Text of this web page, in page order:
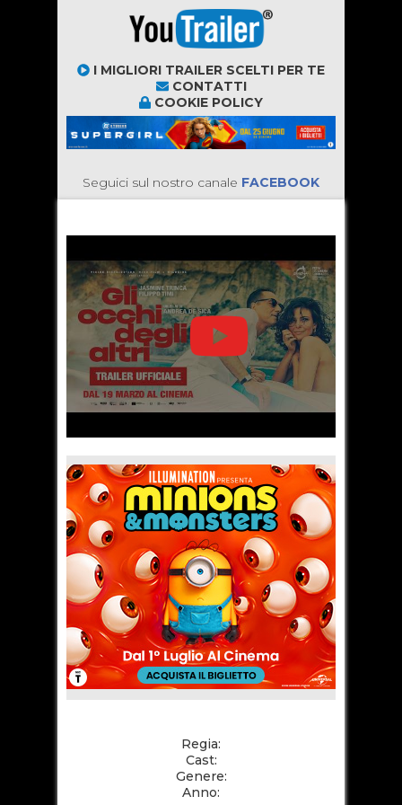
I MIGLIORI TRAILER SCELTI PER TE
CONTATTI
COOKIE POLICY
Seguici sul nostro canale FACEBOOK
Regia:
Cast:
Genere:
Anno: